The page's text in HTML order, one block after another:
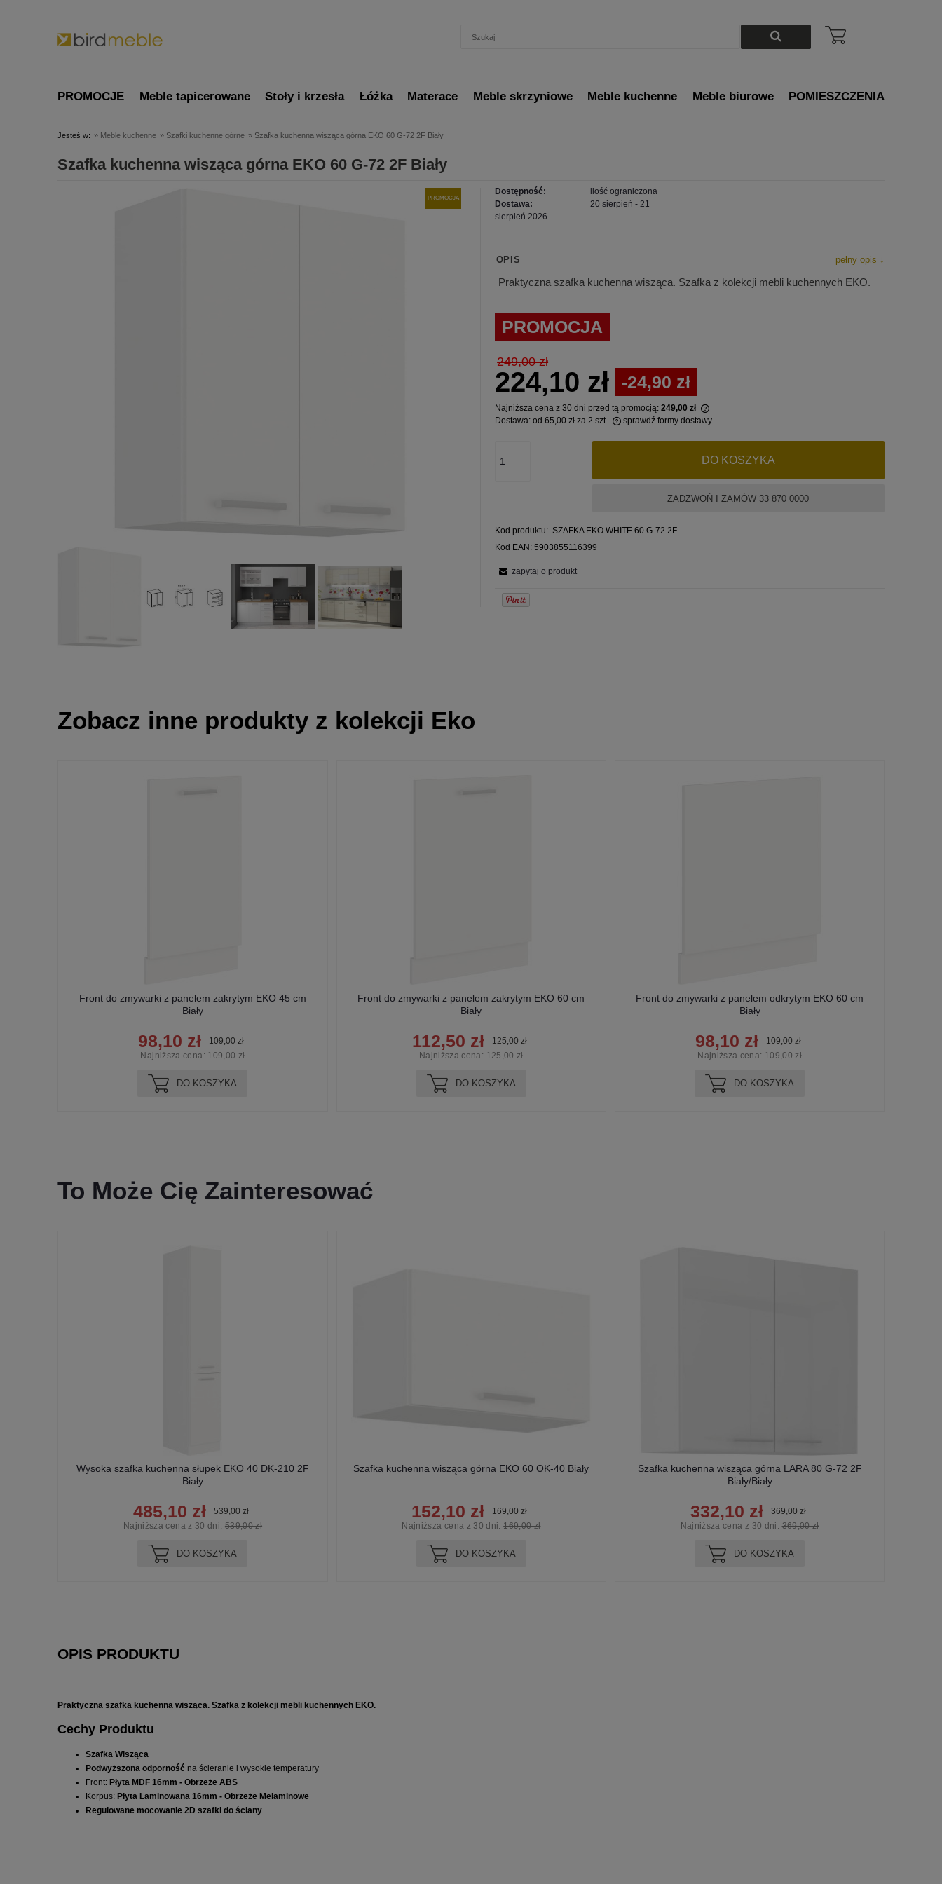
PROMOCJE Meble tapicerowane Stoły i krzesła Łóżka Materace Meble skrzyniowe Meble kuchenne Meble biurowe POMIESZCZENIA
Jesteś w: » Meble kuchenne » Szafki kuchenne górne » Szafka kuchenna wisząca górna EKO 60 G-72 2F Biały
Szafka kuchenna wisząca górna EKO 60 G-72 2F Biały
PROMOCJA
Dostępność:
ilość ograniczona
Dostawa:
20 sierpień - 21
sierpień 2026
OPIS pełny opis ↓
Praktyczna szafka kuchenna wisząca. Szafka z kolekcji mebli kuchennych EKO.
PROMOCJA
224,10 zł -24,90 zł
249,00 zł
Najniższa cena z 30 dni przed tą promocją: 249,00 zł
Jeżeli produkt jest sprzedawany krócej niż
Dostawa: od 65,00 zł za 2 szt. sprawdź formy dostawy
DO KOSZYKA
ZADZWOŃ I ZAMÓW 33 870 0000
Kod produktu: SZAFKA EKO WHITE 60 G-72 2F
Kod EAN: 5903855116399
zapytaj o produkt
Zobacz inne produkty z kolekcji Eko
Front do zmywarki z panelem zakrytym EKO 45 cm
Biały
109,00 zł
98,10 zł
Najniższa cena:109,00 zł
DO KOSZYKA
Front do zmywarki z panelem zakrytym EKO 60 cm
Biały
125,00 zł
112,50 zł
Najniższa cena:125,00 zł
DO KOSZYKA
Front do zmywarki z panelem odkrytym EKO 60 cm
Biały
109,00 zł
98,10 zł
Najniższa cena: 109,00 zł
DO KOSZYKA
To Może Cię Zainteresować
Wysoka szafka kuchenna słupek EKO 40 DK-210 2F
Biały
539,00 zł
485,10 zł
Najniższa cena z 30 dni: 539,00 zł
DO KOSZYKA
Szafka kuchenna wisząca górna EKO 60 OK-40 Biały
169,00 zł
152,10 zł
Najniższa cena z 30 dni:169,00 zł
DO KOSZYKA
Szafka kuchenna wisząca górna LARA 80 G-72 2F
Biały/Biały
369,00 zł
332,10 zł
Najniższa cena z 30 dni:369,00 zł
DO KOSZYKA
OPIS PRODUKTU
Praktyczna szafka kuchenna wisząca. Szafka z kolekcji mebli kuchennych EKO.
Cechy Produktu
Szafka Wisząca
Podwyższona odporność na ścieranie i wysokie temperatury
Front: Płyta MDF 16mm - Obrzeże ABS
Korpus: Płyta Laminowana 16mm - Obrzeże Melaminowe
Regulowane mocowanie 2D szafki do ściany